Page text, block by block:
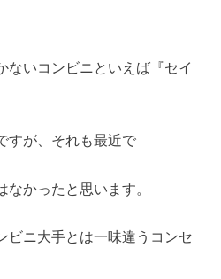
ないコンビニといえば『セイ
すが、それも最近で
かったと思います。
ビニ大手とは一味違うコンセ